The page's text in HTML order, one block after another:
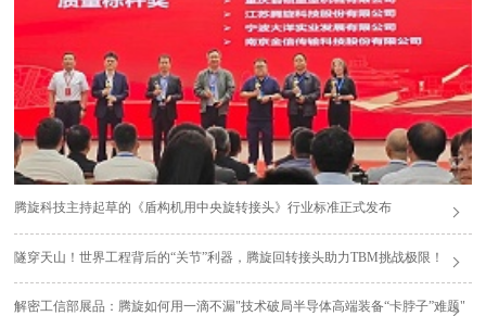
腾旋科技主持起草的《盾构机用中央旋转接头》行业标准正式发布
隧穿天山！世界工程背后的“关节”利器，腾旋回转接头助力TBM挑战极限！
解密工信部展品：腾旋如何用一滴不漏"技术破局半导体高端装备“卡脖子”难题"